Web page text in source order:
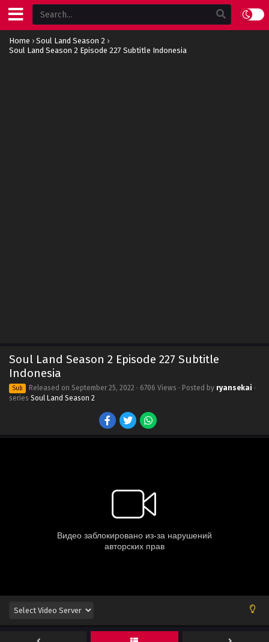
Home › Soul Land Season 2 ›
Soul Land Season 2 Episode 227 Subtitle Indonesia
Soul Land Season 2 Episode 227 Subtitle
Indonesia
Sub Released on September 25, 2022 · 6706 Views · Posted by ryansekai ·
series Soul Land Season 2